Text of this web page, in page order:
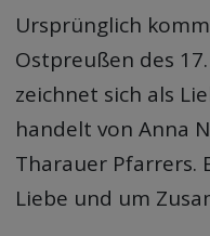
Ursprünglich
Ostpreußen des
zeichnet sich als
handelt von Anna
Tharauer Pfarrers.
Liebe und um